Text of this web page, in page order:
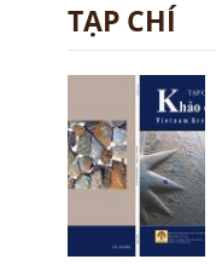
TẠP CHÍ